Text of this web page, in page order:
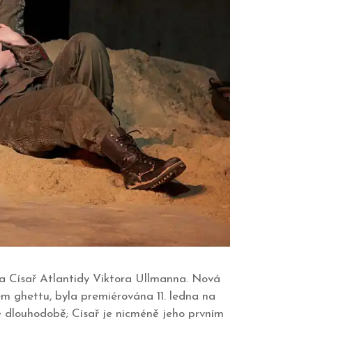
Císař Atlantidy Viktora Ullmanna. Nová
ghettu, byla premiérována 11. ledna na
Císař je nicméně jeho prvním